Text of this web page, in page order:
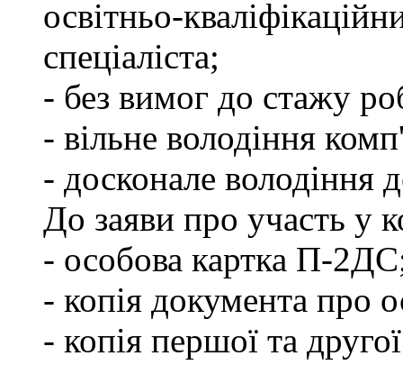
освітньо-
спеціаліста;
- без вимог до стажу
- вільне володіння
- досконале
До заяви про участь у
- особова картка П-
- копія документа про
- копія першої та